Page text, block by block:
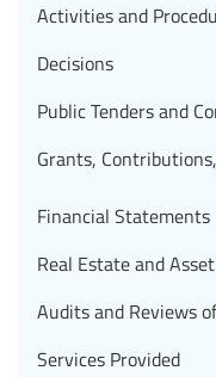
Activities and
Decisions
Public Tenders and
Grants,
Financial Statements
Real Estate and
Audits and Reviews
Services Provided